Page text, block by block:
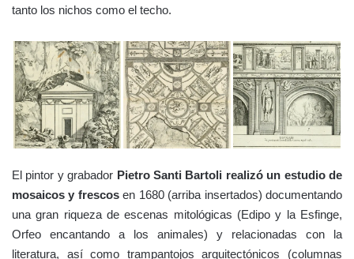
tanto los nichos como el techo.
El pintor y grabador Pietro Santi Bartoli realizó un estudio de
mosaicos y frescosen 1680 (arriba insertados) documentando
una gran riqueza de escenas mitológicas (Edipo y la Esfinge,
Orfeo encantando a los animales) y relacionadas con la
literatura, así como trampantojos arquitectónicos (columnas